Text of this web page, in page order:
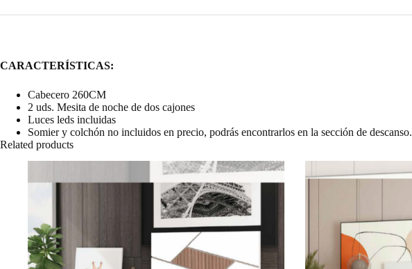
CARACTERÍSTICAS:
Cabecero 260CM
2 uds. Mesita de noche de dos cajones
Luces leds incluidas
Somier y colchón no incluidos en precio, podrás encontrarlos en la sección de descanso.
Related products